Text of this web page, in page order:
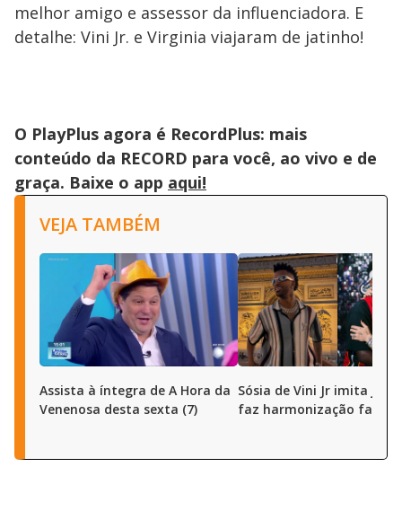
melhor amigo e assessor da influenciadora. E
detalhe: Vini Jr. e Virginia viajaram de jatinho!
O PlayPlus agora é RecordPlus: mais
conteúdo da RECORD para você, ao vivo e de
graça. Baixe o app aqui!
VEJA TAMBÉM
Assista à íntegra de A Hora da
Venenosa desta sexta (7)
Sósia de Vini Jr imita
faz harmonização facial